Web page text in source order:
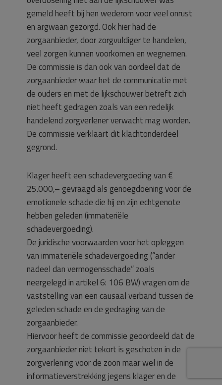
gemeld heeft bij hen wederom voor veel onrust
en argwaan gezorgd. Ook hier had de
zorgaanbieder, door zorgvuldiger te handelen,
veel zorgen kunnen voorkomen en wegnemen.
De commissie is dan ook van oordeel dat de
zorgaanbieder waar het de communicatie met
de ouders en met de lijkschouwer betreft zich
niet heeft gedragen zoals van een redelijk
handelend zorgverlener verwacht mag worden.
De commissie verklaart dit klachtonderdeel
gegrond.
Klager heeft een schadevergoeding van €
25.000,– gevraagd als genoegdoening voor de
emotionele schade die hij en zijn echtgenote
hebben geleden (immateriële
schadevergoeding).
De juridische voorwaarden voor het opleggen
van immateriële schadevergoeding (“ander
nadeel dan vermogensschade” zoals
neergelegd in artikel 6: 106 BW) vragen om de
vaststelling van een causaal verband tussen de
geleden schade en de gedraging van de
zorgaanbieder.
Hiervoor heeft de commissie geoordeeld dat de
zorgaanbieder niet tekort is geschoten in de
zorgverlening voor de zoon maar wel in de
informatieverstrekking jegens klager en de